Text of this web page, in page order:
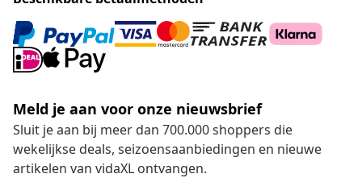
Meld je aan voor onze nieuwsbrief
Sluit je aan bij meer dan 700.000 shoppers die
wekelijkse deals, seizoensaanbiedingen en nieuwe
artikelen van vidaXL ontvangen.